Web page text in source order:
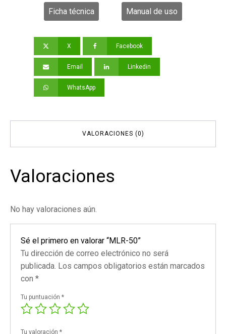
Ficha técnica Manual de uso
X Facebook
Email Linkedin
WhatsApp
VALORACIONES (0)
Valoraciones
No hay valoraciones aún.
Sé el primero en valorar “MLR-50”
Tu dirección de correo electrónico no será
publicada. Los campos obligatorios están marcados
con *
Tu puntuación *
Tu valoración *